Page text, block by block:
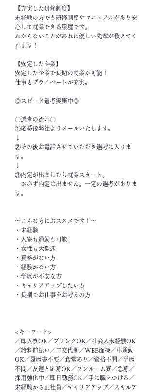
【充実した研修制度】
未経験の方でも研修制度やマニュアルがあり安
心して就業できる環境です。
わからないことがあれば優しい先輩が教えてく
れます！
【安定した企業】
安定した企業で長期の就業が可能！
仕事とプライベートが充実。
◎スピード選考実施中◎
〇選考の流れ〇
①応募後弊社よりメールいたします。
↓
②その後お電話させていただき選考に入りま
す。
↓
③内定が出ましたら就業スタート。
※必ず内定は出ません。一定の選考がありま
す。
～こんな方におススメです！～
・未経験
・入寮も通勤も可能
・女性も大歓迎
・資格がない方
・経験がない方
・学歴が不安な方
・キャリアアップしたい方
・長期でお仕事をお考えの方
<キーワード>
／即入寮OK／ブランクOK／社会人未経験OK
／給料前払い／二交代制／WEB面接／車通勤
OK／履歴書不要／食堂あり／資格不問／学歴
不問／友達と応募OK／ワンルーム寮／急募／
採用強化中／即日勤務OK／手に職をつける／
未経験から正社員／キャリアアップ／スキルア